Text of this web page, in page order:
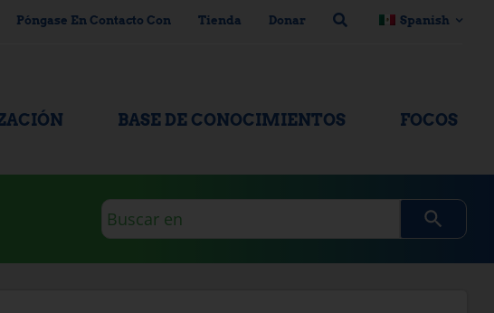
Póngase En Contacto Con Tienda Donar Spanish
BASE DE CONOCIMIENTOS FOCOS
Consulta
de
búsqueda